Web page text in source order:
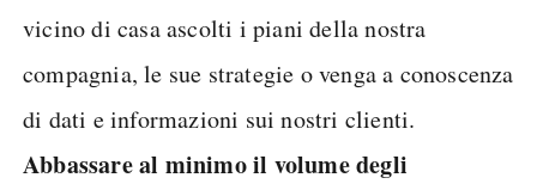
vicino di casa ascolti i piani della nostra
compagnia, le sue strategie o venga a conoscenza
di dati e informazioni sui nostri clienti.
Abbassare al minimo il volume degli